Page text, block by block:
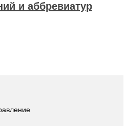
и аббревиатур